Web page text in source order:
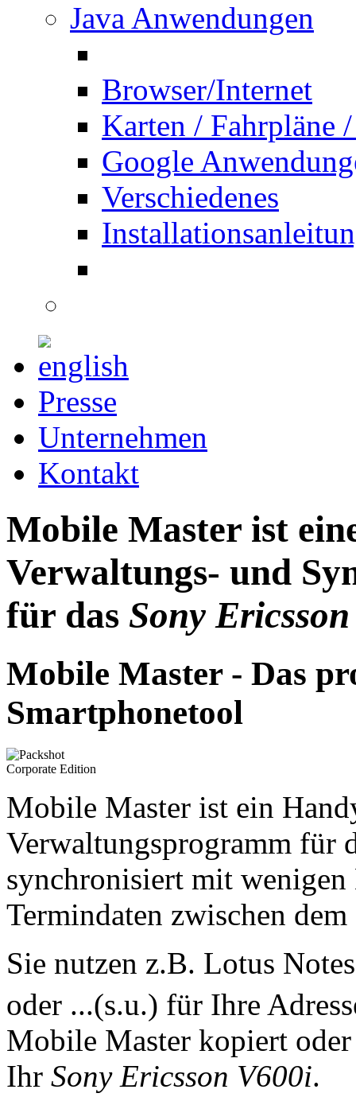
Java Anwendungen
Browser/Internet
Karten / Fahrpläne
Google
Verschiedenes
Presse
Unternehmen
Kontakt
Mobile Master ist
Verwaltungs- und
für das Sony
Mobile Master - Das
Smartphonetool
Mobile Master ist ein
Verwaltungsprogramm für
synchronisiert mit
Termindaten zwischen
Sie nutzen z.B. Lotus
oder ...(s.u.) für Ihre
Mobile Master kopiert
Ihr Sony Ericsson V600i.